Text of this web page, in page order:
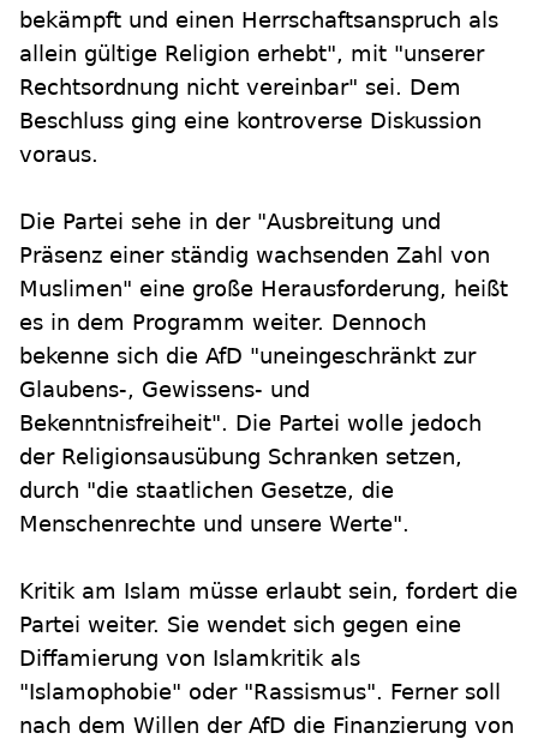
bekämpft und einen Herrschaftsanspruch als
allein gültige Religion erhebt", mit "unserer
Rechtsordnung nicht vereinbar" sei. Dem
Beschluss ging eine kontroverse Diskussion
voraus.
Die Partei sehe in der "Ausbreitung und
Präsenz einer ständig wachsenden Zahl von
Muslimen" eine große Herausforderung, heißt
es in dem Programm weiter. Dennoch
bekenne sich die AfD "uneingeschränkt zur
Glaubens-, Gewissens- und
Bekenntnisfreiheit". Die Partei wolle jedoch
der Religionsausübung Schranken setzen,
durch "die staatlichen Gesetze, die
Menschenrechte und unsere Werte".
Kritik am Islam müsse erlaubt sein, fordert die
Partei weiter. Sie wendet sich gegen eine
Diffamierung von Islamkritik als
"Islamophobie" oder "Rassismus". Ferner soll
nach dem Willen der AfD die Finanzierung von